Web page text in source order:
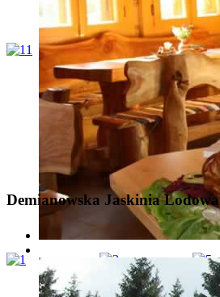
Demianowska Jaskinia Lodowa